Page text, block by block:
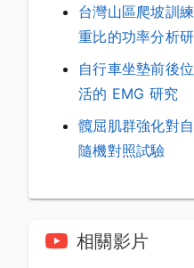
台灣山區爬坡訓
重比的功率分析
自行車坐墊前後
活的 EMG 研究
髖屈肌群強化對
隨機對照試驗
相關影片